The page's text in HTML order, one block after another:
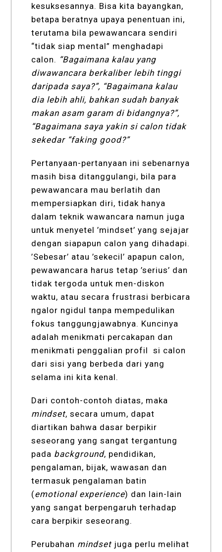
kesuksesannya. Bisa kita bayangkan,
betapa beratnya upaya penentuan ini,
terutama bila pewawancara sendiri
“tidak siap mental” menghadapi
calon. “Bagaimana kalau yang
diwawancara berkaliber lebih tinggi
daripada saya?”, “Bagaimana kalau
dia lebih ahli, bahkan sudah banyak
makan asam garam di bidangnya?”,
“Bagaimana saya yakin si calon tidak
sekedar “faking good?”
Pertanyaan-pertanyaan ini sebenarnya
masih bisa ditanggulangi, bila para
pewawancara mau berlatih dan
mempersiapkan diri, tidak hanya
dalam teknik wawancara namun juga
untuk menyetel ’mindset’ yang sejajar
dengan siapapun calon yang dihadapi.
’Sebesar’ atau ’sekecil’ apapun calon,
pewawancara harus tetap ’serius’ dan
tidak tergoda untuk men-diskon
waktu, atau secara frustrasi berbicara
ngalor ngidul tanpa mempedulikan
fokus tanggungjawabnya. Kuncinya
adalah menikmati percakapan dan
menikmati penggalian profil si calon
dari sisi yang berbeda dari yang
selama ini kita kenal.
Dari contoh-contoh diatas, maka
mindset, secara umum, dapat
diartikan bahwa dasar berpikir
seseorang yang sangat tergantung
pada background, pendidikan,
pengalaman, bijak, wawasan dan
termasuk pengalaman batin
(emotional experience) dan lain-lain
yang sangat berpengaruh terhadap
cara berpikir seseorang.
Perubahan mindset juga perlu melihat